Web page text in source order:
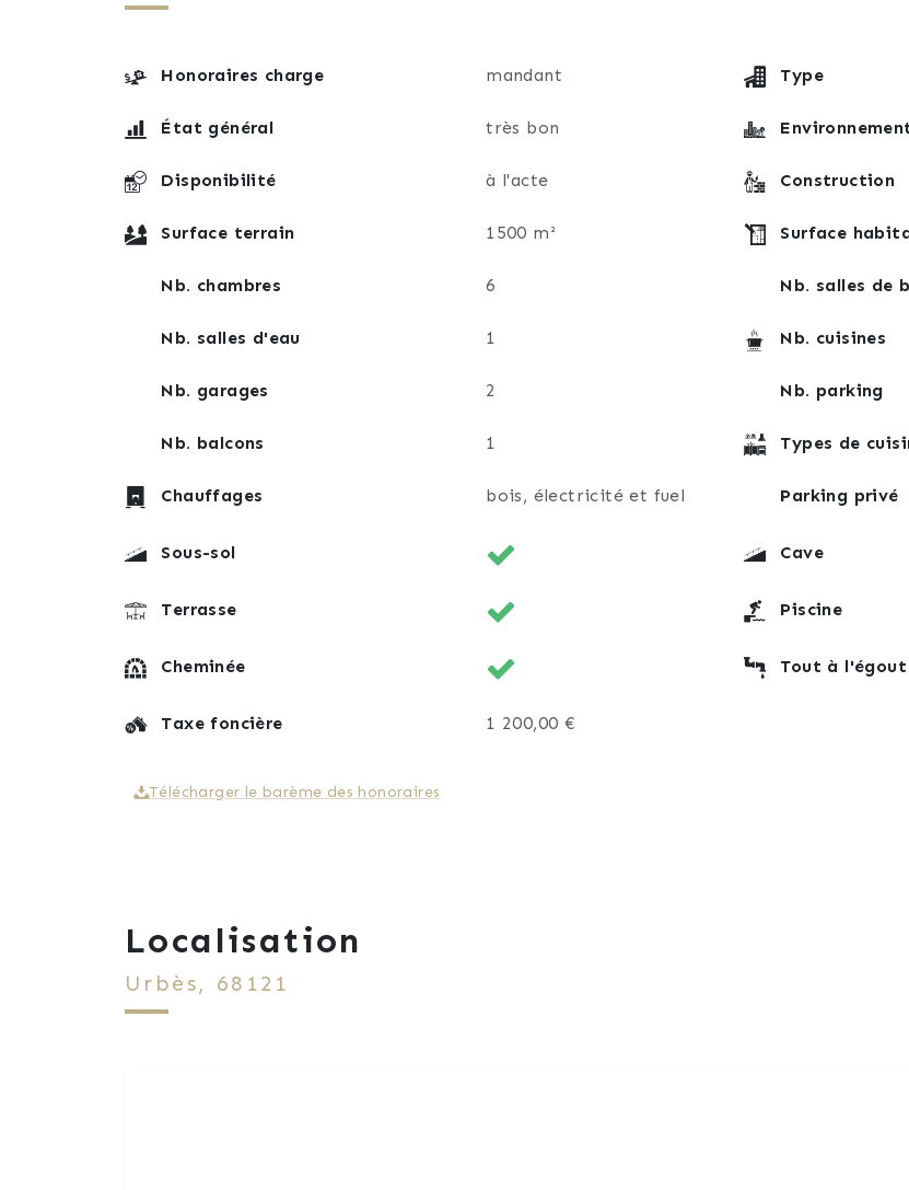
Espace bien-être discret avec spa/jacuzzi, douche et toilettes
Pièce extérieure aménagée en cuisine d’été
Le chauffage principal fonctionne au bois avec un véritable poêle alsacien , korloff équipée de trappes permettant la remontée de chaleur
vers l’étage. Des radiateurs électriques à inertie complètent certaines pièces, tandis
le maintien en température lors des absences.
Les menuiseries sont en double vitrage :
double vitrage classique à l’étage
À l’extérieur, le terrain arboré et soigneusement entretenu offre un cadre
Une maison saine, parfaitement entretenue et habitable immédiatement, ne nécessitant
goût du jour selon les envies de chacun.
les montagnes, ce bien saura certainement vous séduire .
Honoraires charge mandant Type
État général très bon
Disponibilité à l'acte Construction
Surface terrain 1500 m² Surface
Nb. chambres 6 Nb. salles de
Nb. salles d'eau 1 Nb. cuisines
Nb. garages 2 Nb. parking
Nb. balcons 1 Types de
Chauffages bois, électricité et fuel Parking privé
Sous-sol Cave
Terrasse Piscine
Cheminée Tout à l'égout
Taxe foncière 1 200,00 €
Télécharger le barème des honoraires
Localisation
Urbès, 68121